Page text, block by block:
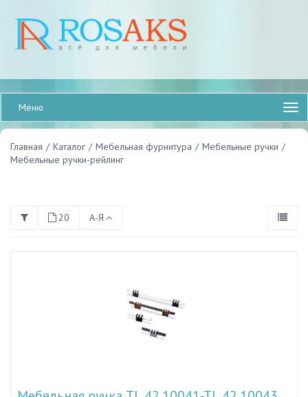
Меню
Главная / Каталог / Мебельная фурнитура / Мебельные ручки /
Мебельные ручки-рейлинг
20 А-Я